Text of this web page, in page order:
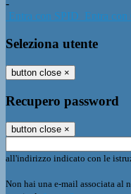
-
Entra con SPID Entra con
Seleziona utente
button close ×
Recupero password
button close ×
all'indirizzo indicato con le
Non hai una e-mail associata al